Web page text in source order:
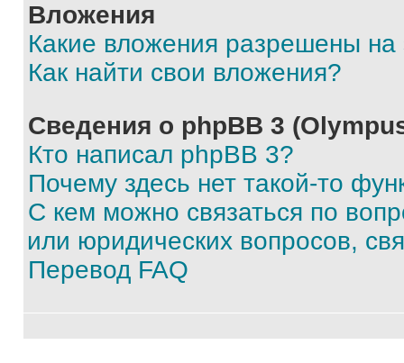
Вложения
Какие вложения разрешены
Как найти свои вложения?
Сведения о phpBB 3
Кто написал phpBB 3?
Почему здесь нет такой-то
С кем можно связаться по
или юридических вопросов,
Перевод FAQ